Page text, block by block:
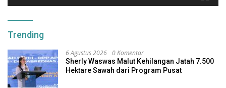
Trending
6 Agustus 2026 0 Komentar
Sherly Waswas Malut Kehilangan Jatah 7.500
Hektare Sawah dari Program Pusat